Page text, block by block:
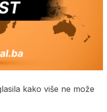
kako više ne može